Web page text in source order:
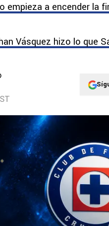
empieza a encender la
Vásquez hizo lo que